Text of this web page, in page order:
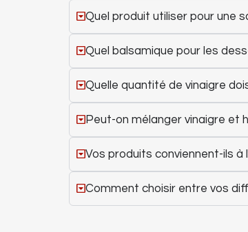
Quel produit utiliser pour une
Quel balsamique pour les
Quelle quantité de vinaigre
Peut-on mélanger vinaigre et
Vos produits conviennent-ils à
Comment choisir entre vos